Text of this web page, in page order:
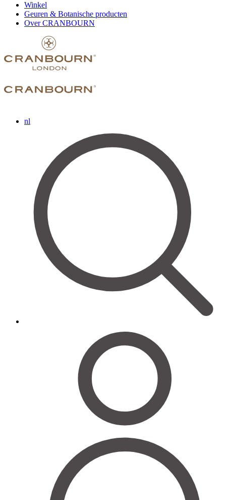
Winkel
Geuren & Botanische producten
Over CRANBOURN
nl